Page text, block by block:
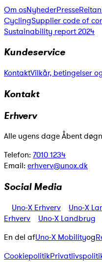
Om osNyhederPresse
CyclingSupplier code of
Sustainability report 2024
Kundeservice
KontaktVilkår, betingelser
Kontakt
Erhverv
Alle ugens dage Åbent
Telefon: 7010 1234
Email: erhverv@unox.dk
Social Media
Uno-X Erhverv Uno-X
Erhverv
Uno-X Landbrug
En del afUno-X Mobilityog
Cookiepolitik